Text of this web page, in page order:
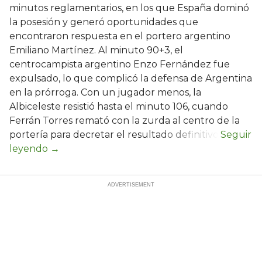
minutos reglamentarios, en los que España dominó
la posesión y generó oportunidades que
encontraron respuesta en el portero argentino
Emiliano Martínez. Al minuto 90+3, el
centrocampista argentino Enzo Fernández fue
expulsado, lo que complicó la defensa de Argentina
en la prórroga. Con un jugador menos, la
Albiceleste resistió hasta el minuto 106, cuando
Ferrán Torres remató con la zurda al centro de la
portería para decretar el resultado definitivo.